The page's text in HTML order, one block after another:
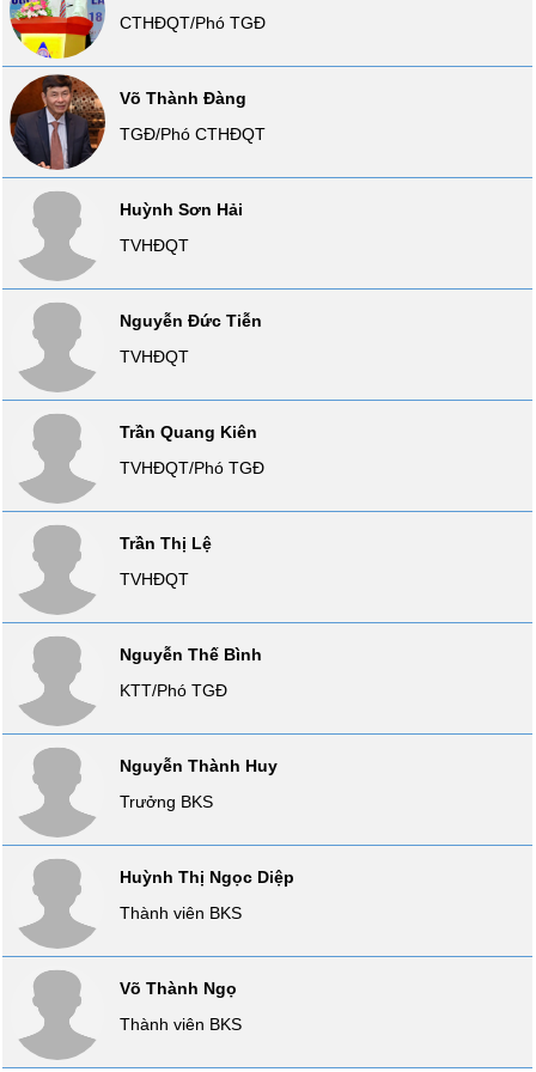
CTHĐQT/Phó TGĐ
Võ Thành Đàng
TGĐ/Phó CTHĐQT
Huỳnh Sơn Hải
TVHĐQT
Nguyễn Đức Tiễn
TVHĐQT
Trần Quang Kiên
TVHĐQT/Phó TGĐ
Trần Thị Lệ
TVHĐQT
Nguyễn Thế Bình
KTT/Phó TGĐ
Nguyễn Thành Huy
Trưởng BKS
Huỳnh Thị Ngọc Diệp
Thành viên BKS
Võ Thành Ngọ
Thành viên BKS
SÓC
SỨC
KHỎE
TÀI
CHÍNH
CÔNG
NGHỆ
THÔNG
TIN
DỊCH
TRUYỀN
THÔNG
TIỆN
ÍCH
ĐỘNG
SẢN
Mã
chứng
khoán
(-)